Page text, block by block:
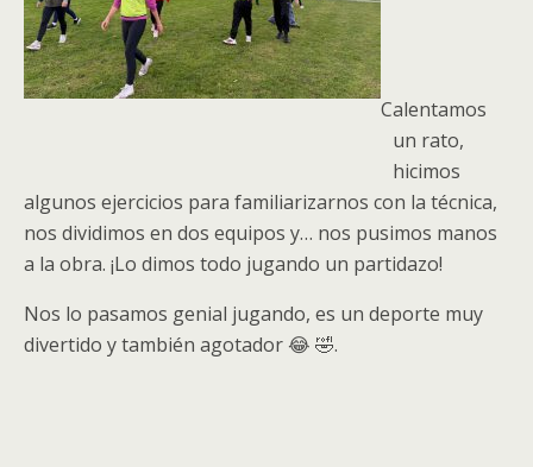
Calentamos
un rato,
hicimos
algunos ejercicios para familiarizarnos con la técnica,
nos dividimos en dos equipos y… nos pusimos manos
a la obra. ¡Lo dimos todo jugando un partidazo!
Nos lo pasamos genial jugando, es un deporte muy
divertido y también agotador 😂 🤣.